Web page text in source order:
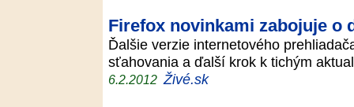
Firefox novinkami zabojuje o
Ďalšie verzie internetového
sťahovania a ďalší krok k tichým
6.2.2012 Živé.sk